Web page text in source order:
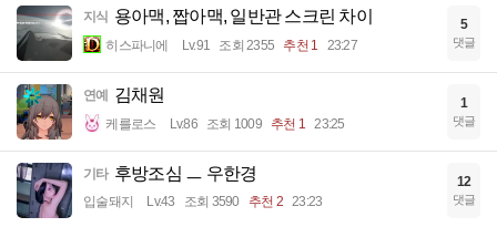
지식 용아맥, 짭아맥, 일반관 스크린 차이
히스파니에 Lv.91 조회 2355 추천 1 23:27
5
댓글
연예 김채원
케를로스 Lv.86 조회 1009 추천 1 23:25
1
댓글
기타 후방조심 ㅡ 우한경
입술돼지 Lv.43 조회 3590 추천 2 23:23
12
댓글